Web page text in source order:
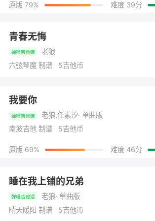
原版 79% 难度 39分
青春无悔
弹唱吉他谱
老狼
六弦琴魔 制谱 5吉他币
我要你
弹唱吉他谱 老狼,任素汐· 单曲版
南波吉他 制谱 5吉他币
原版 69% 难度 46分
睡在我上铺的兄弟
弹唱吉他谱 老狼· 单曲版
晴天暖阳 制谱 5吉他币